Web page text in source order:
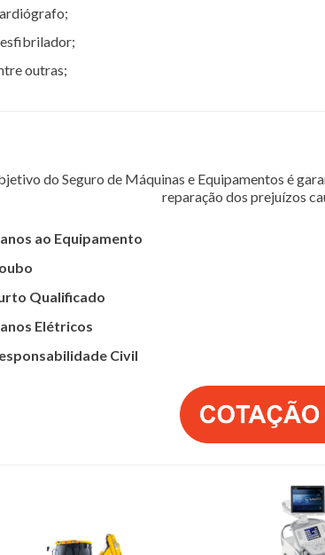
outras;
do Seguro de Máquinas e Equipamentos é
reparação dos prejuízos
ao Equipamento
Qualificado
Elétricos
Civil